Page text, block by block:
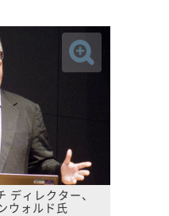
ディレクター、
ウォルド氏